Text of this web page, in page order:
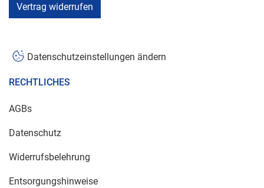
Vertrag widerrufen
Datenschutzeinstellungen ändern
RECHTLICHES
AGBs
Datenschutz
Widerrufsbelehrung
Entsorgungshinweise